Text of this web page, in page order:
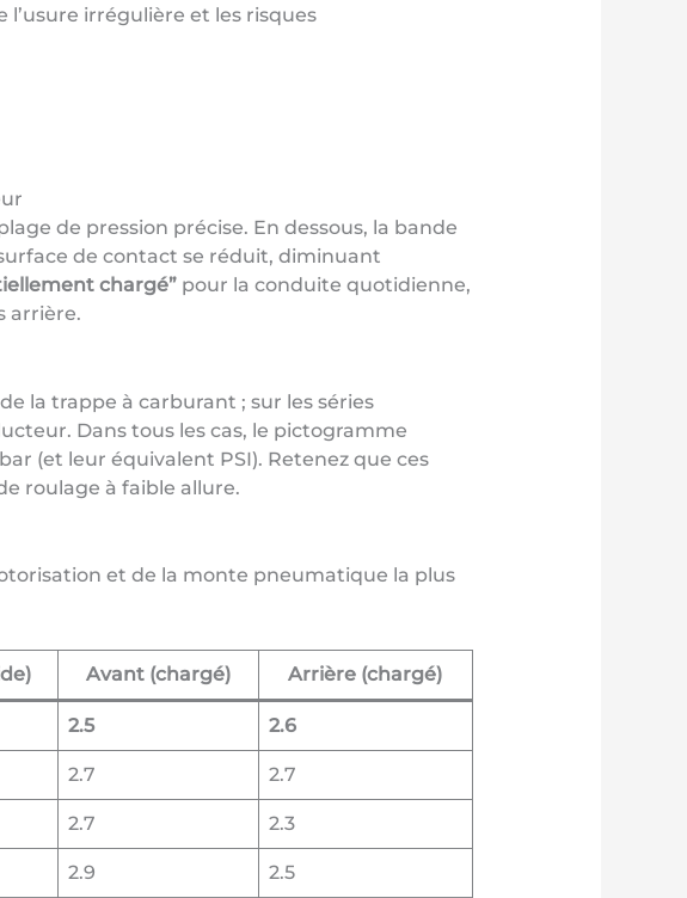
irrégulière et les risques
de pression précise. En dessous, la bande
de contact se réduit, diminuant
chargé”pour la conduite quotidienne,
arrière.
la trappe à carburant ; sur les séries
Dans tous les cas, le pictogramme
(et leur équivalent PSI). Retenez que ces
roulage à faible allure.
et de la monte pneumatique la plus
Avant (chargé) Arrière (chargé)
2.5 2.6
2.7 2.7
2.7 2.3
2.9 2.5